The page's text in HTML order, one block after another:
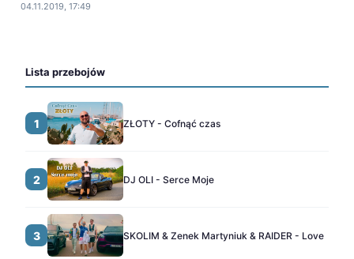
04.11.2019, 17:49
Lista przebojów
1 ZŁOTY - Cofnąć czas
2 DJ OLI - Serce Moje
3 SKOLIM & Zenek Martyniuk & RAIDER - Love